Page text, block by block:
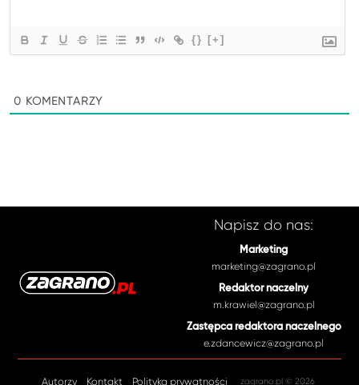
{} [+]
0 KOMENTARZY
Napisz do nas:
Marketing
marketing@zagrano.pl
Redaktor naczelny
m.krawiel@zagrano.pl
Zastępca redaktora naczelnego
e.zdancewicz@zagrano.pl
Autorzy Kontakt Polityka prywatności zagrano.pl © 2026